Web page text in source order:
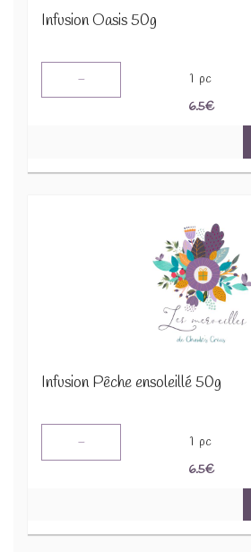
Infusion Oasis 50g
- 1 pc
6.5€
Infusion Pêche ensoleillé 50g
- 1 pc
6.5€